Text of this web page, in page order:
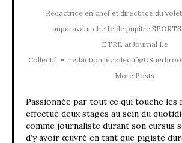
Rédactrice en chef et directrice du
auparavant cheffe de pupitre
ÊTRE at Journal Le
Collectif •
More Posts
Passionnée par tout ce qui touche les
effectué deux stages au sein du
comme journaliste durant son cursus
d’y avoir œuvré en tant que pigiste